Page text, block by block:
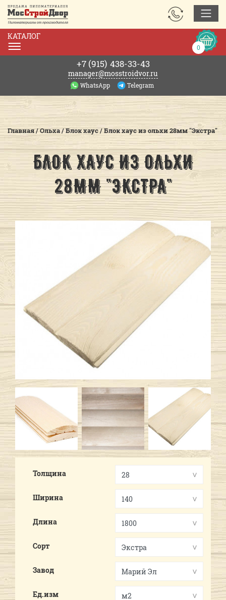
КАТАЛОГ
+7 (915) 438-33-43
manager@mosstroidvor.ru
WhatsApp Telegram
ЗАКАЗАТЬ
ЗВОНОК
0
0р.
Главная/Ольха/Блок хаус/Блок хаус из ольхи 28мм "Экстра"
БЛОК ХАУС ИЗ ОЛЬХИ
28ММ "ЭКСТРА"
Previous Next
Толщина
Ширина
Длина
Сорт
Завод
Ед.изм